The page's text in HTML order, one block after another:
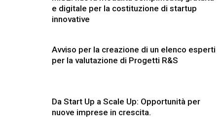
e digitale per la costituzione di startup
innovative
Avviso per la creazione di un elenco esperti
per la valutazione di Progetti R&S
Da Start Up a Scale Up: Opportunità per
nuove imprese in crescita.